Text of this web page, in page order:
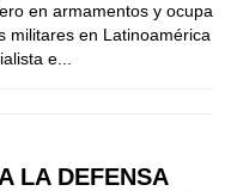
en armamentos y ocupa
militares en Latinoamérica
e...
LA DEFENSA